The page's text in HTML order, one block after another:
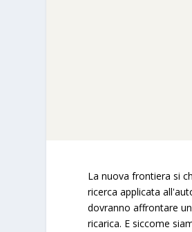
La nuova frontiera si
ricerca applicata
dovranno affrontare
ricarica. E siccome